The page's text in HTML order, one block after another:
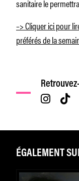
sanitaire le
–> Cliquer ici pour
préférés de la
ÉGALEMENT